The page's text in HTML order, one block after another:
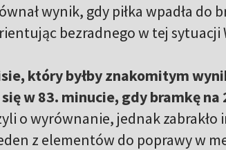
wynik, gdy piłka wpadła
bezradnego w tej sytuacji
który byłby znakomitym
w 83. minucie, gdy bramkę
o wyrównanie, jednak zabrakło
z elementów do poprawy w